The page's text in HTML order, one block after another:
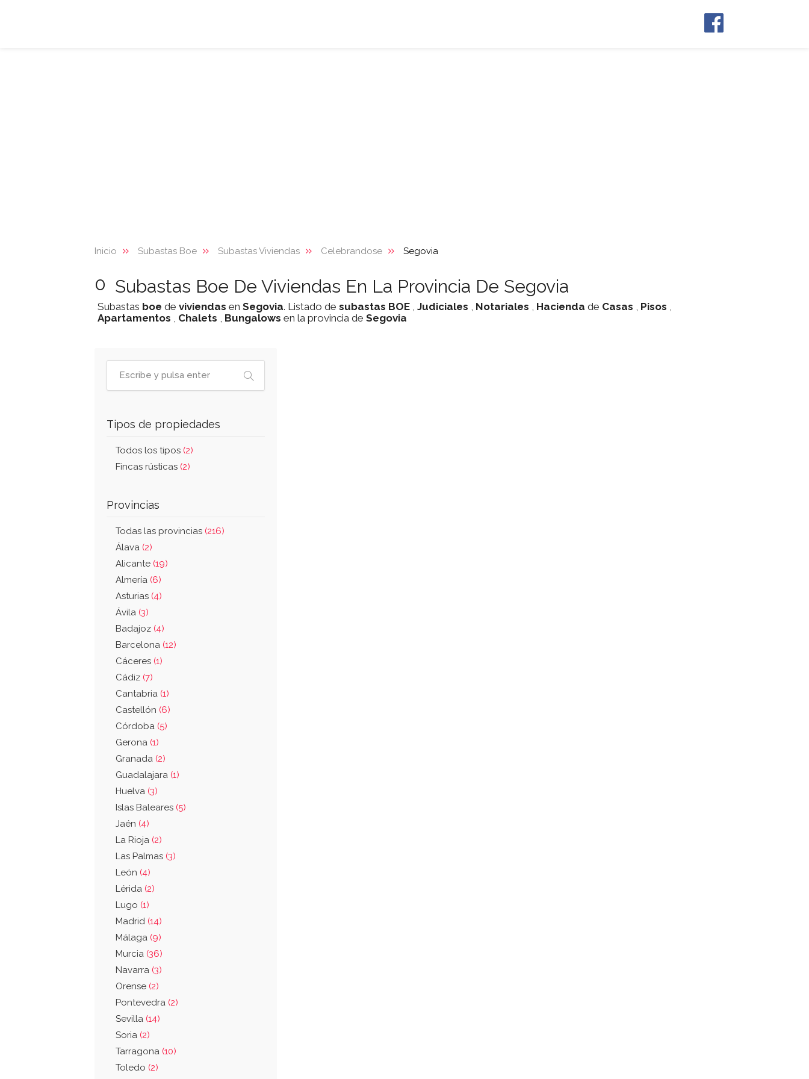
Inicio Subastas Boe Subastas Viviendas Celebrandose Segovia
0 Subastas Boe De Viviendas En La Provincia De Segovia
Subastas boe de viviendas en Segovia. Listado de subastas BOE , Judiciales , Notariales , Hacienda de Casas , Pisos ,
Apartamentos , Chalets , Bungalows en la provincia de Segovia
Tipos de propiedades
Todos los tipos (2)
Fincas rústicas (2)
Provincias
Todas las provincias (216)
Álava (2)
Alicante (19)
Almería (6)
Asturias (4)
Ávila (3)
Badajoz (4)
Barcelona (12)
Cáceres (1)
Cádiz (7)
Cantabria (1)
Castellón (6)
Córdoba (5)
Gerona (1)
Granada (2)
Guadalajara (1)
Huelva (3)
Islas Baleares (5)
Jaén (4)
La Rioja (2)
Las Palmas (3)
León (4)
Lérida (2)
Lugo (1)
Madrid (14)
Málaga (9)
Murcia (36)
Navarra (3)
Orense (2)
Pontevedra (2)
Sevilla (14)
Soria (2)
Tarragona (10)
Toledo (2)